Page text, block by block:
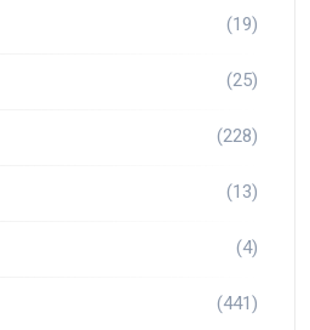
(19)
(25)
(228)
(13)
(4)
(441)